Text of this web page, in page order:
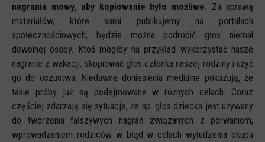
nagrania mowy, aby kopiowanie było możliwe. Za sprawą
materiałów, które sami publikujemy na portalach
społecznościowych, będzie można podrobić głos niemal
dowolnej osoby. Ktoś mógłby na przykład wykorzystać nasze
nagranie z wakacji, skopiować głos członka naszej rodziny i użyć
go do oszustwa. Niedawne doniesienia medialne pokazują, że
takie próby już są podejmowane w różnych celach. Coraz
częściej zdarzają się sytuacje, że np. głos dziecka jest używany
do tworzenia fałszywych nagrań związanych z porwaniem,
wprowadzaniem rodziców w błąd w celach wyłudzenia okupu